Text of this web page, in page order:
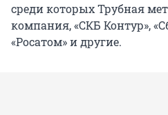
среди которых Трубная
компания, «СКБ Контур»,
«Росатом» и другие.